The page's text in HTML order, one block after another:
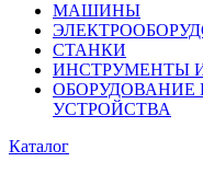
МАШИНЫ
СТАНКИ
ИНСТРУМЕНТЫ
УСТРОЙСТВА
Каталог